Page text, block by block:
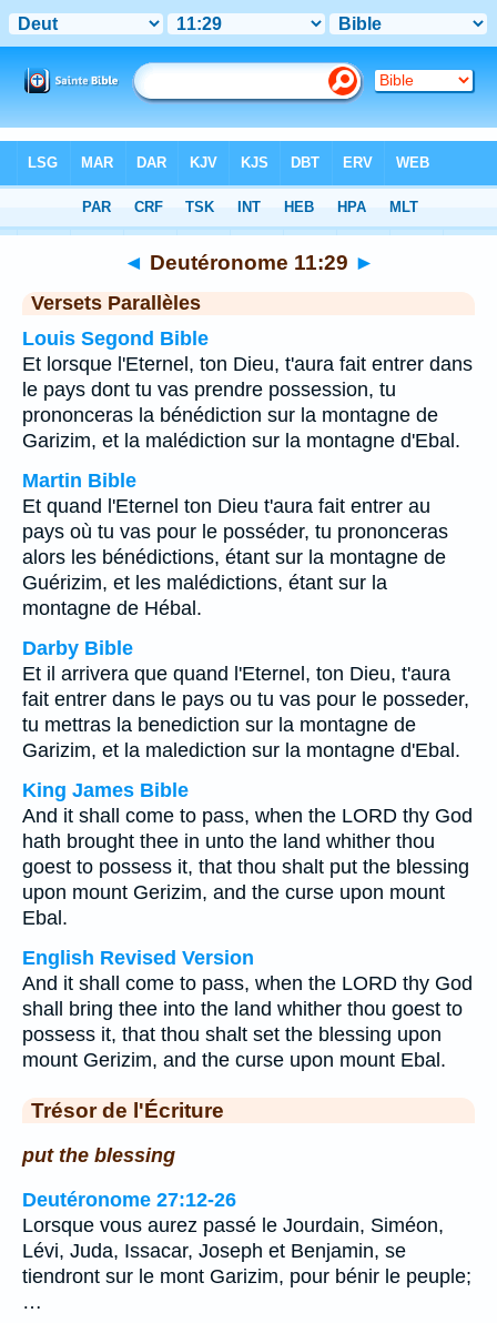
>Chapitre 11 > Verset 29
◄ Deutéronome 11:29 ►
Versets Parallèles
Louis Segond Bible
Et lorsque l'Eternel, ton Dieu, t'aura fait entrer dans
le pays dont tu vas prendre possession, tu
prononceras la bénédiction sur la montagne de
Garizim, et la malédiction sur la montagne d'Ebal.
Martin Bible
Et quand l'Eternel ton Dieu t'aura fait entrer au
pays où tu vas pour le posséder, tu prononceras
alors les bénédictions, étant sur la montagne de
Guérizim, et les malédictions, étant sur la
montagne de Hébal.
Darby Bible
Et il arrivera que quand l'Eternel, ton Dieu, t'aura
fait entrer dans le pays ou tu vas pour le posseder,
tu mettras la benediction sur la montagne de
Garizim, et la malediction sur la montagne d'Ebal.
King James Bible
And it shall come to pass, when the LORD thy God
hath brought thee in unto the land whither thou
goest to possess it, that thou shalt put the blessing
upon mount Gerizim, and the curse upon mount
Ebal.
English Revised Version
And it shall come to pass, when the LORD thy God
shall bring thee into the land whither thou goest to
possess it, that thou shalt set the blessing upon
mount Gerizim, and the curse upon mount Ebal.
Trésor de l'Écriture
put the blessing
Deutéronome 27:12-26
Lorsque vous aurez passé le Jourdain, Siméon,
Lévi, Juda, Issacar, Joseph et Benjamin, se
tiendront sur le mont Garizim, pour bénir le peuple;
…